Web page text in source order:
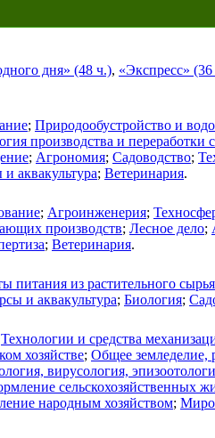
дня» (48 ч.), «Экспресс»
; Природообустройство и
производства и переработки
; Агрономия; Садоводство;
аквакультура; Ветеринария.
; Агроинженерия;
производств; Лесное дело;
; Ветеринария.
питания из растительного сырья
и аквакультура; Биология;
Технологии и средства
хозяйстве; Общее земледелие,
вирусология,
сельскохозяйственных
народным хозяйством;